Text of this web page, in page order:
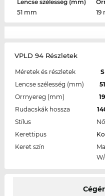
Lencse szélesség (mm)
51 mm
19
VPLD 94 Részletek
Méretek és részletek
S
Lencse szélesség (mm)
51
Orrnyereg (mm)
19
Rudacskák hossza
Stílus
Kerettipus
Keret szín